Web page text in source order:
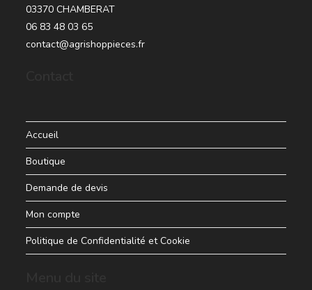
03370 CHAMBERAT
06 83 48 03 65
contact@agrishoppieces.fr
Accueil
Boutique
Demande de devis
Mon compte
Politique de Confidentialité et Cookie